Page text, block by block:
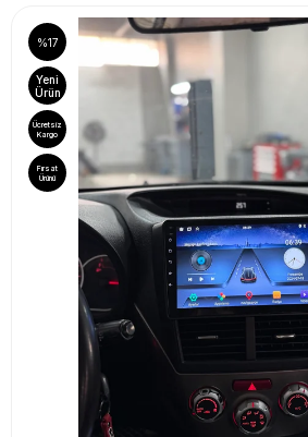
%17
Yeni
Ürün
Ücretsiz
Kargo
Fırsat
Ürünü